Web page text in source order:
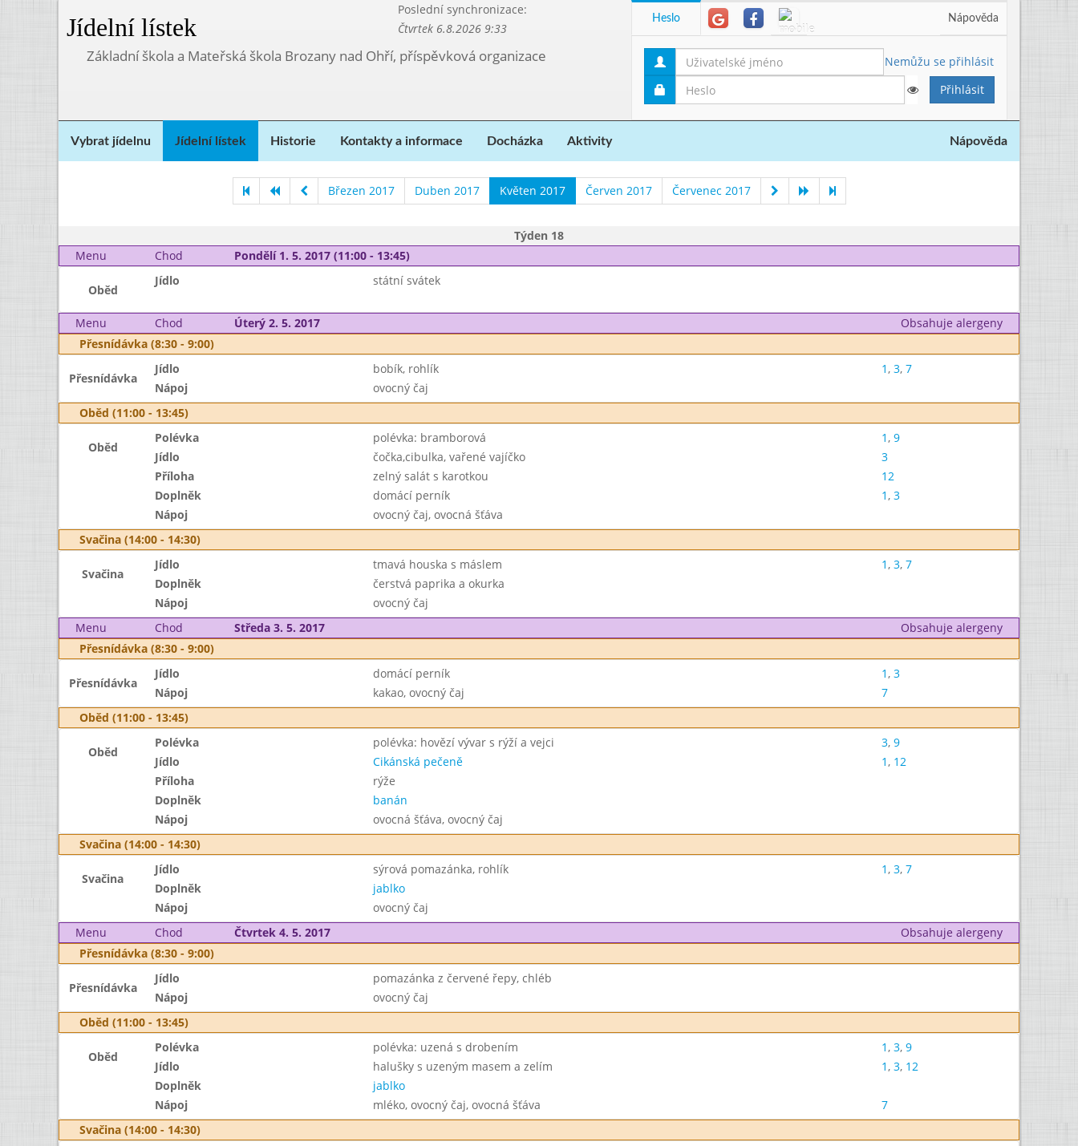
Jídelní lístek
Poslední synchronizace:
Čtvrtek 6.8.2026 9:33
Základní škola a Mateřská škola Brozany nad Ohří, příspěvková organizace
Heslo Nápověda
Nemůžu se přihlásit
Vybrat jídelnu Jídelní lístek Historie Kontakty a informace Docházka Aktivity Nápověda
Březen 2017 Duben 2017 Květen 2017 Červen 2017 Červenec 2017
Týden 18
Menu
Chod Pondělí 1. 5. 2017 (11:00 - 13:45)
Oběd
Jídlo státní svátek
Menu Chod Úterý 2. 5. 2017
Obsahuje alergeny
Přesnídávka (8:30 - 9:00)
Přesnídávka
Jídlo bobík, rohlík 1, 3, 7
Nápoj
ovocný čaj
Oběd (11:00 - 13:45)
Oběd
Polévka polévka: bramborová 1, 9
Jídlo
čočka,cibulka, vařené vajíčko
3
Příloha
zelný salát s karotkou
12
Doplněk
domácí perník 1, 3
Nápoj
ovocný čaj, ovocná šťáva
Svačina (14:00 - 14:30)
Svačina
Jídlo tmavá houska s máslem 1, 3, 7
Doplněk
čerstvá paprika a okurka
Nápoj
ovocný čaj
Menu
Chod Středa 3. 5. 2017
Obsahuje alergeny
Přesnídávka (8:30 - 9:00)
Přesnídávka
Jídlo domácí perník 1, 3
Nápoj
kakao, ovocný čaj
7
Oběd (11:00 - 13:45)
Oběd
Polévka polévka: hovězí vývar s rýží a vejci 3, 9
Jídlo
Cikánská pečeně 1, 12
Příloha
rýže
Doplněk
banán
Nápoj
ovocná šťáva, ovocný čaj
Svačina (14:00 - 14:30)
Svačina
Jídlo sýrová pomazánka, rohlík 1, 3, 7
Doplněk
jablko
Nápoj
ovocný čaj
Menu
Chod Čtvrtek 4. 5. 2017
Obsahuje alergeny
Přesnídávka (8:30 - 9:00)
Přesnídávka
Jídlo
pomazánka z červené řepy, chléb
Nápoj
ovocný čaj
Oběd (11:00 - 13:45)
Oběd
Polévka polévka: uzená s drobením 1, 3, 9
Jídlo
halušky s uzeným masem a zelím 1, 3, 12
Doplněk
jablko
Nápoj
mléko, ovocný čaj, ovocná šťáva
7
Svačina (14:00 - 14:30)